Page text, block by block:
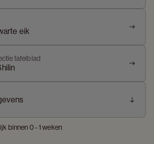
eik
tafelblad
binnen 0 - 1 weken